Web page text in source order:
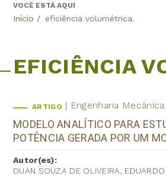
BackVOCÊ ESTÁ AQUI
Início / eficiência volumétrica.
EFICIÊNCIA
ARTIGO Engenharia Mecânica
MODELO ANALÍTICO PARA
POTÊNCIA GERADA POR UM
Autor(es):
DUAN SOUZA DE OLIVEIRA,